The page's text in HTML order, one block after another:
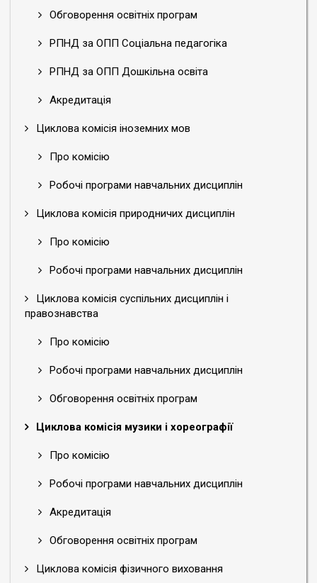
Обговорення освітніх програм
РПНД за ОПП Соціальна педагогіка
РПНД за ОПП Дошкільна освіта
Акредитація
Циклова комісія іноземних мов
Про комісію
Робочі програми навчальних дисциплін
Циклова комісія природничих дисциплін
Про комісію
Робочі програми навчальних дисциплін
Циклова комісія суспільних дисциплін і
правознавства
Про комісію
Робочі програми навчальних дисциплін
Обговорення освітніх програм
Циклова комісія музики і хореографії
Про комісію
Робочі програми навчальних дисциплін
Акредитація
Обговорення освітніх програм
Циклова комісія фізичного виховання